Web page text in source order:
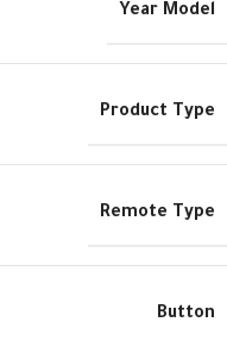
Year Model
Product Type
Remote Type
Button